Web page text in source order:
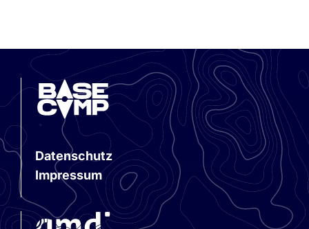
Datenschutz
Impressum